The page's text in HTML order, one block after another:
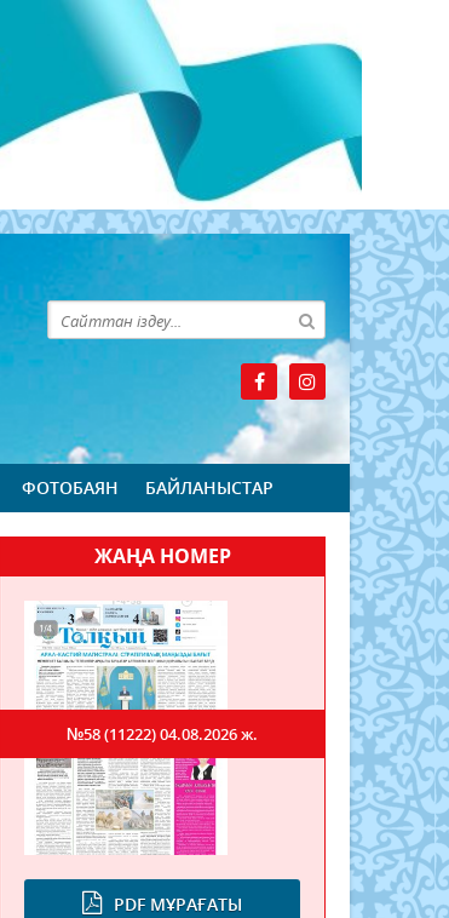
ФОТОБАЯН БАЙЛАНЫСТАР
ЖАҢА НОМЕР
PDF МҰРАҒАТЫ
№58 (11222)04.08.2026 ж.